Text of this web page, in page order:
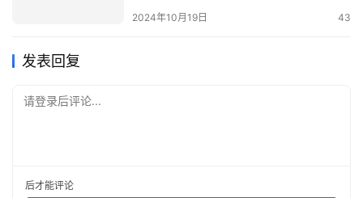
2024年10月19日 43
发表回复
请登录后评论...
后才能评论